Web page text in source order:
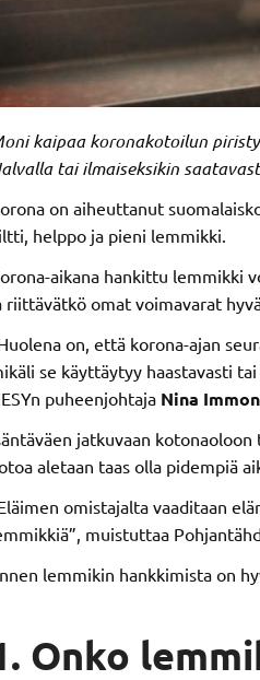
kaipaa koronakotoilun
tai ilmaiseksikin
on aiheuttanut
helppo ja pieni lemmikki.
aikana hankittu lemmikki
riittävätkö omat voimavarat
on, että korona-ajan
se käyttäytyy haastavasti
puheenjohtaja Nina
jatkuvaan
aletaan taas olla pidempiä
omistajalta vaaditaan
muistuttaa
lemmikin hankkimista on
Onko